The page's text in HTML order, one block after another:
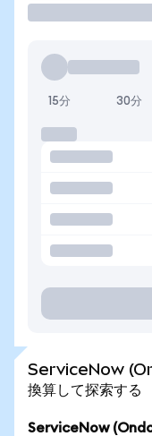
15分 30分
ServiceNow
換算して探索する
ServiceNow